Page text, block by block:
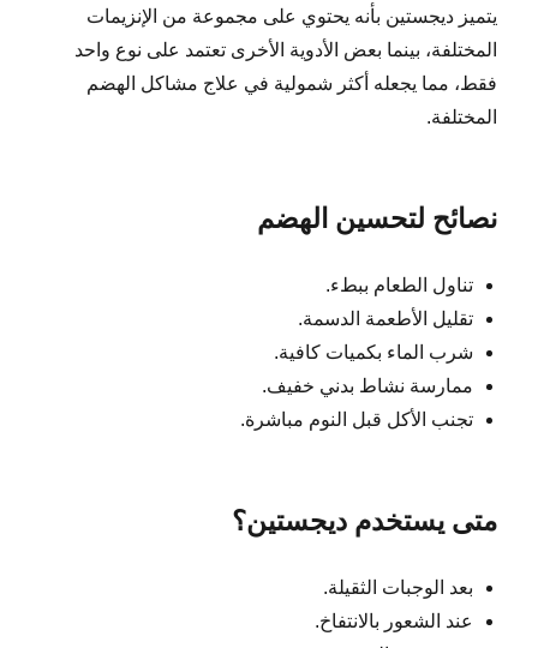
يتميز ديجستين بأنه يحتوي على مجموعة من الإنزيمات
المختلفة، بينما بعض الأدوية الأخرى تعتمد على نوع واحد
فقط، مما يجعله أكثر شمولية في علاج مشاكل الهضم
المختلفة.
نصائح لتحسين الهضم
تناول الطعام ببطء.
تقليل الأطعمة الدسمة.
شرب الماء بكميات كافية.
ممارسة نشاط بدني خفيف.
تجنب الأكل قبل النوم مباشرة.
متى يستخدم ديجستين؟
بعد الوجبات الثقيلة.
عند الشعور بالانتفاخ.